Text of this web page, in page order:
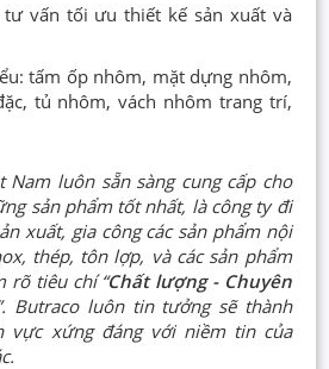
vấn tối ưu thiết kế sản xuất và
tấm ốp nhôm, mặt dựng nhôm,
tủ nhôm, vách nhôm trang trí,
Nam luôn sẵn sàng cung cấp cho
sản phẩm tốt nhất, là công ty đi
xuất, gia công các sản phẩm nội
thép, tôn lợp, và các sản phẩm
rõ tiêu chí “Chất lượng - Chuyên
Butraco luôn tin tưởng sẽ thành
vực xứng đáng với niềm tin của